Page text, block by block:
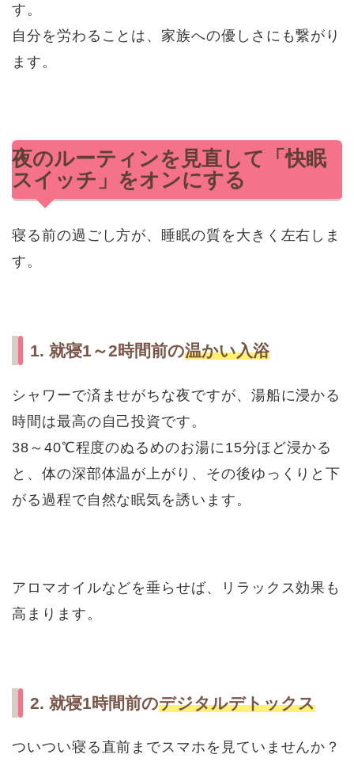
す。
自分を労わることは、家族への優しさにも繋がり
ます。
夜のルーティンを見直して「快眠
スイッチ」をオンにする
寝る前の過ごし方が、睡眠の質を大きく左右しま
す。
1. 就寝1～2時間前の温かい入浴
シャワーで済ませがちな夜ですが、湯船に浸かる
時間は最高の自己投資です。
38～40℃程度のぬるめのお湯に15分ほど浸かる
と、体の深部体温が上がり、その後ゆっくりと下
がる過程で自然な眠気を誘います。
アロマオイルなどを垂らせば、リラックス効果も
高まります。
2. 就寝1時間前のデジタルデトックス
ついつい寝る直前までスマホを見ていませんか？